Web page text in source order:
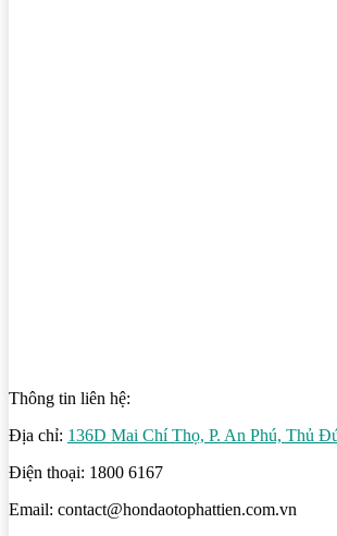
Thông tin liên hệ:
Địa chỉ: 136D Mai Chí Thọ, P. An Phú, Thủ
Điện thoại: 1800 6167
Email: contact@hondaotophattien.com.vn